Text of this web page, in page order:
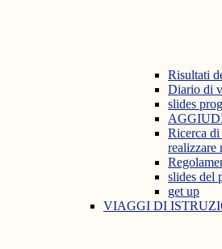
Risultati
Diario di
slides
Ricerca
realizzare
slides del
get up
VIAGGI DI